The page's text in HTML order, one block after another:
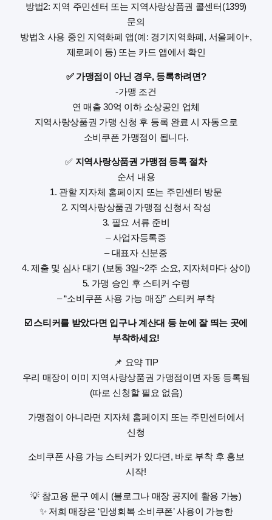
방법2: 지역 주민센터 또는 지역사랑상품권 콜센터(1399)
문의
방법3: 사용 중인 지역화폐 앱(예: 경기지역화폐, 서울페이+,
제로페이 등) 또는 카드 앱에서 확인
✅ 가맹점이 아닌 경우, 등록하려면?
-가맹 조건
연 매출 30억 이하 소상공인 업체
지역사랑상품권 가맹 신청 후 등록 완료 시 자동으로
소비쿠폰 가맹점이 됩니다.
✅ 지역사랑상품권 가맹점 등록 절차
순서 내용
1. 관할 지자체 홈페이지 또는 주민센터 방문
2. 지역사랑상품권 가맹점 신청서 작성
3. 필요 서류 준비
– 사업자등록증
– 대표자 신분증
4. 제출 및 심사 대기 (보통 3일~2주 소요, 지자체마다 상이)
5. 가맹 승인 후 스티커 수령
– “소비쿠폰 사용 가능 매장” 스티커 부착
☑️ 스티커를 받았다면 입구나 계산대 등 눈에 잘 띄는 곳에
부착하세요!
📌 요약 TIP
우리 매장이 이미 지역사랑상품권 가맹점이면 자동 등록됨
(따로 신청할 필요 없음)
가맹점이 아니라면 지자체 홈페이지 또는 주민센터에서
신청
소비쿠폰 사용 가능 스티커가 있다면, 바로 부착 후 홍보
시작!
💡 참고용 문구 예시 (블로그나 매장 공지에 활용 가능)
✨ 저희 매장은 ‘민생회복 소비쿠폰’ 사용이 가능한